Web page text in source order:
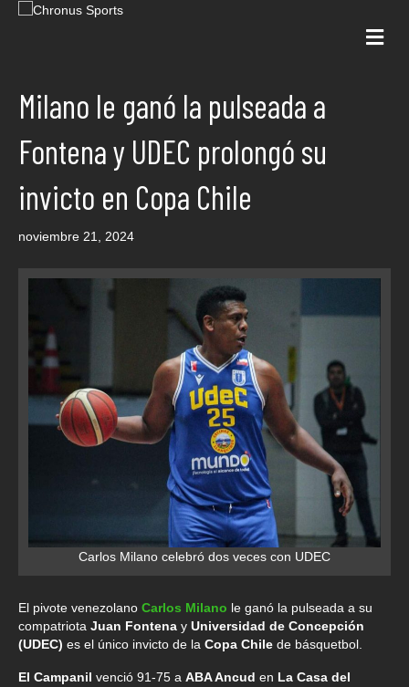
Milano le ganó la pulseada a
Fontena y UDEC prolongó su
invicto en Copa Chile
noviembre 21, 2024
Carlos Milano celebró dos veces con UDEC
El pivote venezolano Carlos Milano le ganó la pulseada a su
compatriota Juan Fontena y Universidad de Concepción
(UDEC) es el único invicto de la Copa Chile de básquetbol.
El Campanil venció 91-75 a ABA Ancud en La Casa del